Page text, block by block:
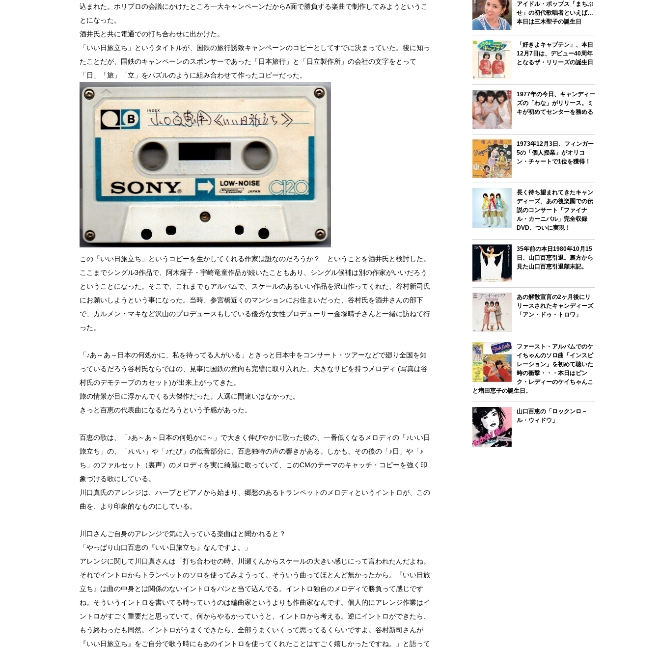
込まれた。ホリプロの会議にかけたところ一大キャンペーンだからA面で勝負する楽曲で制作してみようというこ
とになった。
酒井氏と共に電通での打ち合わせに出かけた。
「いい日旅立ち」というタイトルが、国鉄の旅行誘致キャンペーンのコピーとしてすでに決まっていた。後に知っ
たことだが、国鉄のキャンペーンのスポンサーであった「日本旅行」と「日立製作所」の会社の文字をとって
「日」「旅」「立」をパズルのように組み合わせて作ったコピーだった。
この「いい日旅立ち」というコピーを生かしてくれる作家は誰なのだろうか？ ということを酒井氏と検討した。
ここまでシングル3作品で、阿木燿子・宇崎竜童作品が続いたこともあり、シングル候補は別の作家がいいだろう
ということになった。そこで、これまでもアルバムで、スケールのあるいい作品を沢山作ってくれた、谷村新司氏
にお願いしようという事になった。当時、参宮橋近くのマンションにお住まいだった、谷村氏を酒井さんの部下
で、カルメン・マキなど沢山のプロデュースもしている優秀な女性プロデューサー金塚晴子さんと一緒に訪ねて行
った。
「♪あ～あ～日本の何処かに、私を待ってる人がいる」ときっと日本中をコンサート・ツアーなどで廻り全国を知
っているだろう谷村氏ならではの、見事に国鉄の意向も完璧に取り入れた、大きなサビを持つメロディ (写真は谷
村氏のデモテープのカセット)が出来上がってきた。
旅の情景が目に浮かんでくる大傑作だった。人選に間違いはなかった。
きっと百恵の代表曲になるだろうという予感があった。
百恵の歌は、「♪あ～あ～日本の何処かに～」で大きく伸びやかに歌った後の、一番低くなるメロディの「♪いい日
旅立ち」の、「♪いい」や「♪たび」の低音部分に、百恵独特の声の響きがある。しかも、その後の「♪日」や「♪
ち」のファルセット（裏声）のメロディを実に綺麗に歌っていて、このCMのテーマのキャッチ・コピーを強く印
象づける歌にしている。
川口真氏のアレンジは、ハープとピアノから始まり、郷愁のあるトランペットのメロディというイントロが、この
曲を、より印象的なものにしている。
川口さんご自身のアレンジで気に入っている楽曲はと聞かれると？
「やっぱり山口百恵の『いい日旅立ち』なんですよ。」
アレンジに関して川口真さんは「打ち合わせの時、川瀬くんからスケールの大きい感じにって言われたんだよね。
それでイントロからトランペットのソロを使ってみようって。そういう曲ってほとんど無かったから。『いい日旅
立ち』は曲の中身とは関係のないイントロをバンと当て込んでる。イントロ独自のメロディで勝負って感じです
ね。そういうイントロを書いてる時っていうのは編曲家というよりも作曲家なんです。個人的にアレンジ作業はイ
ントロがすごく重要だと思っていて、何からやるかっていうと、イントロから考える。逆にイントロができたら、
もう終わったも同然。イントロがうまくできたら、全部うまくいくって思ってるくらいですよ。谷村新司さんが
『いい日旅立ち』をご自分で歌う時にもあのイントロを使ってくれたことはすごく嬉しかったですね。」と語って
アイドル・ポップス「まちぶ
せ」の初代歌唱者といえば…
本日は三木聖子の誕生日
「好きよキャプテン」、本日
12月7日は、デビュー40周年
となるザ・リリーズの誕生日
1977年の今日、キャンディー
ズの「わな」がリリース。ミ
キが初めてセンターを務める
1973年12月3日、フィンガー
5の「個人授業」がオリコ
ン・チャートで1位を獲得！
長く待ち望まれてきたキャン
ディーズ、あの後楽園での伝
説のコンサート「ファイナ
ル・カーニバル」完全収録
DVD、ついに実現！
35年前の本日1980年10月15
日、山口百恵引退。裏方から
見た山口百恵引退顛末記。
あの解散宣言の2ヶ月後にリ
リースされたキャンディーズ
「アン・ドゥ・トロワ」
ファースト・アルバムでのケ
イちゃんのソロ曲「インスピ
レーション」を初めて聴いた
時の衝撃・・・本日はピン
ク・レディーのケイちゃんこ
と増田恵子の誕生日。
山口百恵の「ロックンロ－
ル・ウィドウ」